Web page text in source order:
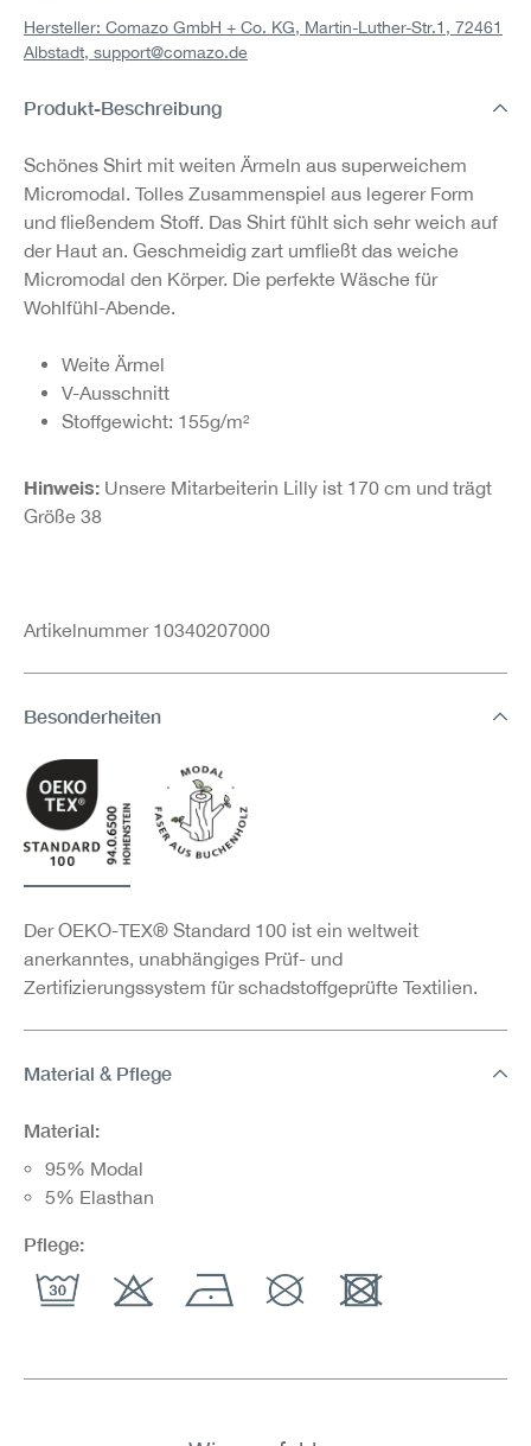
Hersteller: Comazo GmbH + Co. KG, Martin-Luther-Str.1, 72461
Albstadt, support@comazo.de
Produkt-Beschreibung
Schönes Shirt mit weiten Ärmeln aus superweichem
Micromodal. Tolles Zusammenspiel aus legerer Form
und fließendem Stoff. Das Shirt fühlt sich sehr weich auf
der Haut an. Geschmeidig zart umfließt das weiche
Micromodal den Körper. Die perfekte Wäsche für
Wohlfühl-Abende.
Weite Ärmel
V-Ausschnitt
Stoffgewicht: 155g/m²
Hinweis: Unsere Mitarbeiterin Lilly ist 170 cm und trägt
Größe 38
Artikelnummer 10340207000
Besonderheiten
Der OEKO-TEX® Standard 100 ist ein weltweit
anerkanntes, unabhängiges Prüf- und
Zertifizierungssystem für schadstoffgeprüfte Textilien.
Material & Pflege
Material:
95% Modal
5% Elasthan
Pflege: